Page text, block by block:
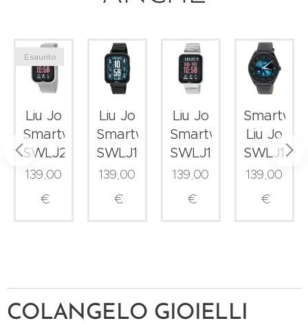
Liu Jo
Smartwatch
SWLJ202
Esaurito
139,00
€
Liu Jo
Smartwatch
SWLJ194
139,00
€
Liu Jo
Smartwatch
SWLJ191
139,00
€
Liu Jo
SWLJ188
139,00
€
COLANGELO GIOIELLI